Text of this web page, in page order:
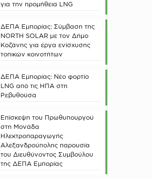
για την προμήθεια LNG
ΔΕΠΑ Εμπορίας: Σύμβαση της
NORTH SOLAR με τον Δήμο
Κοζάνης για έργα ενίσχυσης
τοπικών κοινοτήτων
ΔΕΠΑ Εμπορίας: Νέο φορτίο
LNG από τις ΗΠΑ στη
Ρεβυθούσα
Επίσκεψη του Πρωθυπουργού
στη Μονάδα
Ηλεκτροπαραγωγής
Αλεξανδρούπολης παρουσία
του Διευθύνοντος Συμβούλου
της ΔΕΠΑ Εμπορίας